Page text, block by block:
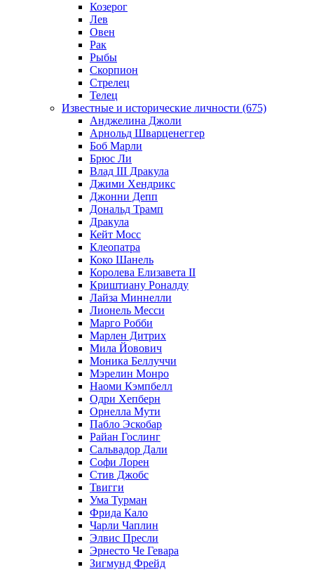
Козерог
Лев
Овен
Рак
Рыбы
Скорпион
Стрелец
Телец
Известные и исторические личности (675)
Анджелина Джоли
Арнольд Шварценеггер
Боб Марли
Брюс Ли
Влад III Дракула
Джими Хендрикс
Джонни Депп
Дональд Трамп
Дракула
Кейт Мосс
Клеопатра
Коко Шанель
Королева Елизавета II
Криштиану Роналду
Лайза Миннелли
Лионель Месси
Марго Робби
Марлен Дитрих
Мила Йовович
Моника Беллуччи
Мэрелин Монро
Наоми Кэмпбелл
Одри Хепберн
Орнелла Мути
Пабло Эскобар
Райан Гослинг
Сальвадор Дали
Софи Лорен
Стив Джобс
Твигги
Ума Турман
Фрида Кало
Чарли Чаплин
Элвис Пресли
Эрнесто Че Гевара
Зигмунд Фрейд